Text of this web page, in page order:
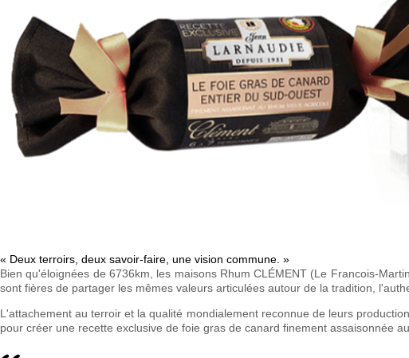
« Deux terroirs, deux savoir-faire, une vision commune. »
Bien qu'éloignées de 6736km, les maisons Rhum CLÉMENT (Le Francois-
sont fières de partager les mêmes valeurs articulées autour de la tradition,
L'attachement au terroir et la qualité mondialement reconnue de leurs
pour créer une recette exclusive de foie gras de canard finement assaisonnée